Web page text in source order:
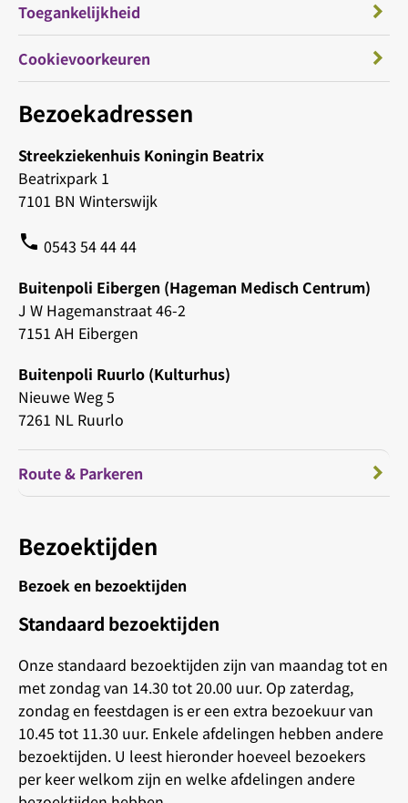
Bezoekadressen
Streekziekenhuis Koningin Beatrix
Beatrixpark 1
7101 BN Winterswijk
phone 0543 54 44 44
Buitenpoli Eibergen (Hageman Medisch Centrum)
J W Hagemanstraat 46-2
7151 AH Eibergen
Buitenpoli Ruurlo (Kulturhus)
Nieuwe Weg 5
7261 NL Ruurlo
Route & Parkeren
Bezoektijden
Bezoek en bezoektijden
Standaard bezoektijden
Onze standaard bezoektijden zijn van maandag tot en
met zondag van 14.30 tot 20.00 uur. Op zaterdag,
zondag en feestdagen is er een extra bezoekuur van
10.45 tot 11.30 uur. Enkele afdelingen hebben andere
bezoektijden. U leest hieronder hoeveel bezoekers
per keer welkom zijn en welke afdelingen andere
Toegankelijkheid
Cookievoorkeuren